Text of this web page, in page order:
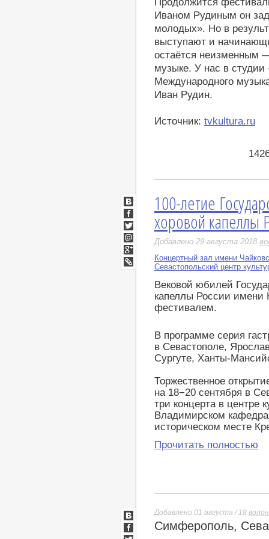
Иваном Рудиным он
молодых». Но в
выступают и
остаётся неизменным
музыке. У нас в
Международного
Иван Рудин.
Источник: tvkultura.ru
100-летие
хоровой капеллы
Добавлено 29 августа 2018
Концертный зал имени
Севастопольский центр
Вековой юбилей
капеллы России
фестивалем.
В программе серия
в Севастополе,
Сургуте, Ханты-
Торжественное
на 18−20 сентября в
три концерта в центре
Владимирском
историческом месте
Прочитать полностью
ВКонтакте
Facebook
Twitter
Мой
Мир
Google+
LiveJournal
Добавлено 01 августа / 18
Симферополь,
ВКонтакте
Facebook